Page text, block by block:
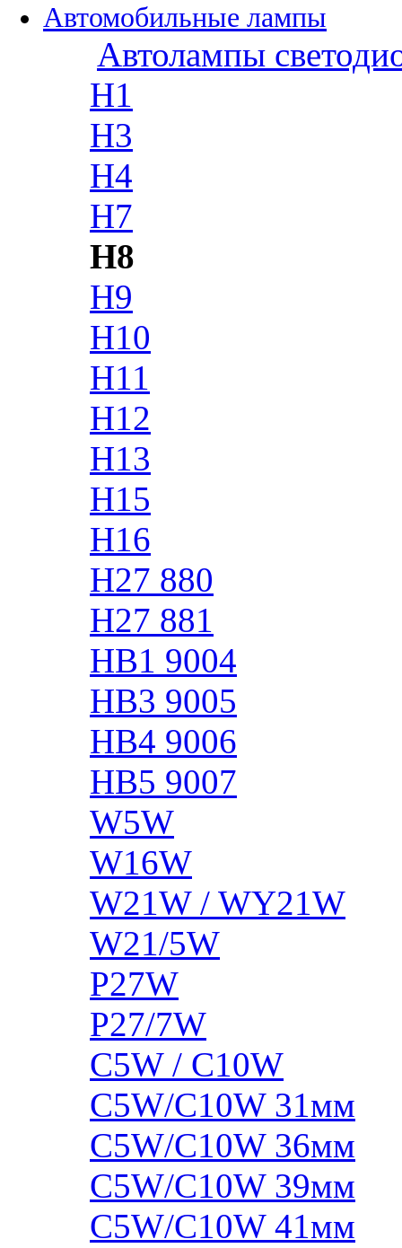
Автомобильные лампы
Автолампы
H1
H3
H4
H7
H8
H9
H10
H11
H12
H13
H15
H16
H27 880
H27 881
HB1 9004
HB3 9005
HB4 9006
HB5 9007
W5W
W16W
W21W / WY21W
W21/5W
P27W
P27/7W
C5W / C10W
C5W/C10W 31мм
C5W/C10W 36мм
C5W/C10W 39мм
C5W/C10W 41мм